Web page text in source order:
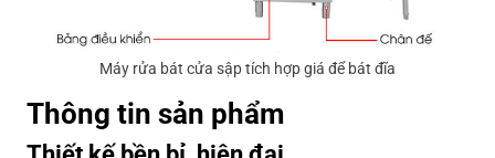
Máy rửa bát cửa sập tích hợp giá để bát đĩa
Thông tin sản phẩm